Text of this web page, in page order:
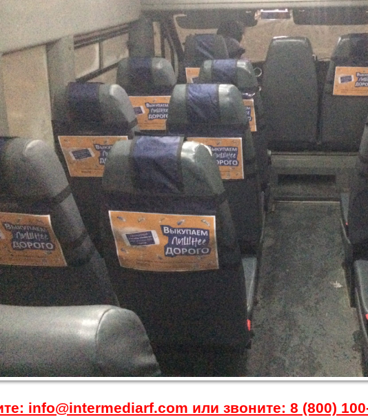
info@intermediarf.com или звоните: 8 (800)